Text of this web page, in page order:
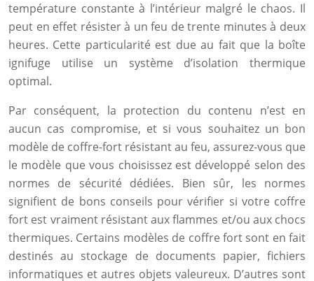
température constante à l’intérieur malgré le chaos. Il
peut en effet résister à un feu de trente minutes à deux
heures. Cette particularité est due au fait que la boîte
ignifuge utilise un système d’isolation thermique
optimal.
Par conséquent, la protection du contenu n’est en
aucun cas compromise, et si vous souhaitez un bon
modèle de coffre-fort résistant au feu, assurez-vous que
le modèle que vous choisissez est développé selon des
normes de sécurité dédiées. Bien sûr, les normes
signifient de bons conseils pour vérifier si votre coffre
fort est vraiment résistant aux flammes et/ou aux chocs
thermiques. Certains modèles de coffre fort sont en fait
destinés au stockage de documents papier, fichiers
informatiques et autres objets valeureux. D’autres sont